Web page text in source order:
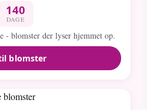
140
DAGE
- blomster der lyser hjemmet op.
blomster